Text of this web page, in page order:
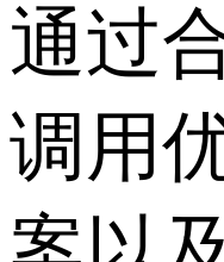
通过
调用